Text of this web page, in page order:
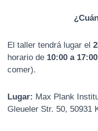
El taller tendrá lugar el
horario de 10:00 a 17:00
comer).
Lugar: Max Plank
Gleueler Str. 50, 50931